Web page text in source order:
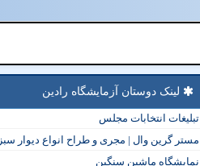
لینک دوستان آزمایشگاه رادین
تبلیغات انتخابات مجلس
مستر گرین وال | مجری و طراح انواع دیوار سبز
نمایشگاه ماشین سنگین